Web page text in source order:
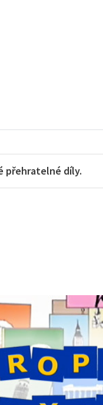
přehratelné díly.